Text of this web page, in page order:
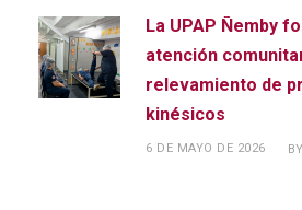
La UPAP Ñemby
atención
relevamiento de
kinésicos
6 DE MAYO DE 2026 BY